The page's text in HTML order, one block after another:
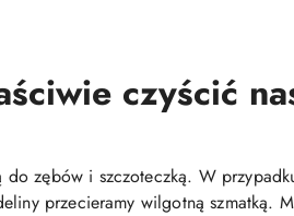
czyścić
zębów i szczoteczką. W
przecieramy wilgotną szmatką.